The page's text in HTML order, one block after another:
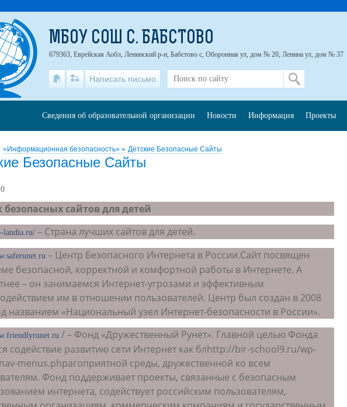
«Информационная безопасность» » Детские Безопасные Сайты
Безопасные Сайты
безопасных сайтов для детей
landia.ru/ – Страна лучших сайтов для детей.
– Центр Безопасного Интернета в России.Сайт посвящен
безопасной, корректной и комфортной работы в Интернете. А
– он занимаемся Интернет-угрозами и эффективным
им в отношении пользователей. Центр был создан в 2008
названием «Национальный узел Интернет-безопасности в России».
/ – Фонд «Дружественный Рунет». Главной целью Фонда
содействие развитию сети Интернет как блhttp://bir-school9.ru/wp-
menus.phpагоприятной среды, дружественной ко всем
Фонд поддерживает проекты, связанные с безопасным
интернета, содействует российским пользователям,
МБОУ СОШ С. БАБСТОВО
679363, Еврейская Аобл, Ленинский р-н, Бабстово с, Оборонная ул, дом № 20, Ленина ул, дом № 37
Написать письмо
Сведения об образовательной организации Новости Информация Проекты